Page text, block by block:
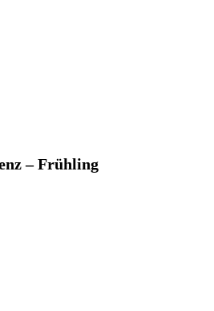
– Frühling